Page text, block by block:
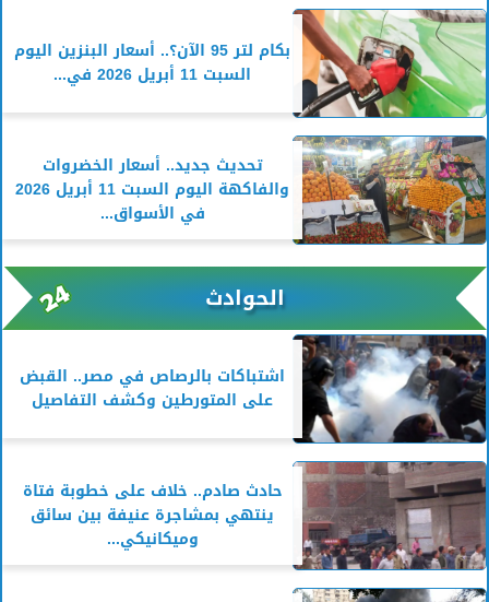
بكام لتر 95 الآن؟.. أسعار البنزين اليوم
السبت 11 أبريل 2026 في...
تحديث جديد.. أسعار الخضروات
والفاكهة اليوم السبت 11 أبريل 2026
في الأسواق...
الحوادث
اشتباكات بالرصاص في مصر.. القبض
على المتورطين وكشف التفاصيل
حادث صادم.. خلاف على خطوبة فتاة
ينتهي بمشاجرة عنيفة بين سائق
وميكانيكي...